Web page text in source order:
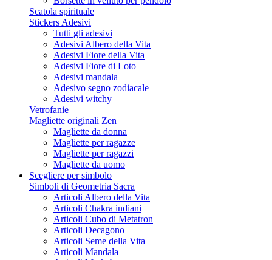
Scatola spirituale
Stickers Adesivi
Tutti gli adesivi
Adesivi Albero della Vita
Adesivi Fiore della Vita
Adesivi Fiore di Loto
Adesivi mandala
Adesivo segno zodiacale
Adesivi witchy
Vetrofanie
Magliette originali Zen
Magliette da donna
Magliette per ragazze
Magliette per ragazzi
Magliette da uomo
Scegliere per simbolo
Simboli di Geometria Sacra
Articoli Albero della Vita
Articoli Chakra indiani
Articoli Cubo di Metatron
Articoli Decagono
Articoli Seme della Vita
Articoli Mandala